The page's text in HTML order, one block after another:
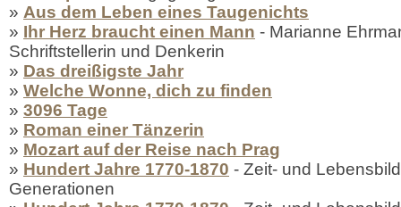
» Aus dem Leben eines Taugenichts
» Ihr Herz braucht einen Mann - Marianne
Schriftstellerin und Denkerin
» Das dreißigste Jahr
» Welche Wonne, dich zu finden
» 3096 Tage
» Roman einer Tänzerin
» Mozart auf der Reise nach Prag
» Hundert Jahre 1770-1870 - Zeit- und
Generationen